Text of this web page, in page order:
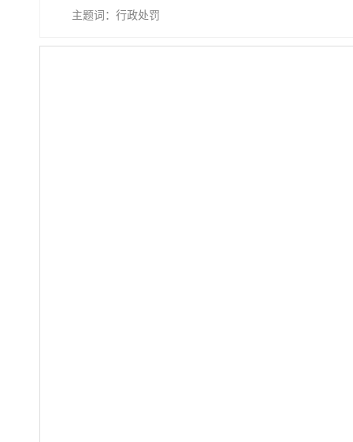
主题词：行政处罚